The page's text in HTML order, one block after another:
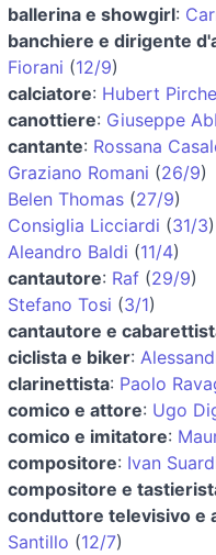
ballerina e showgirl:
banchiere e dirigente
Fiorani (12/9)
calciatore: Hubert
canottiere: Giuseppe
cantante: Rossana
Graziano Romani (26/9)
Belen Thomas (27/9)
Consiglia Licciardi (31/3)
Aleandro Baldi (11/4)
cantautore: Raf (29/9)
Stefano Tosi (3/1)
cantautore e
ciclista e biker:
clarinettista: Paolo
comico e attore: Ugo
comico e imitatore:
compositore: Ivan
compositore e
conduttore televisivo e
Santillo (12/7)